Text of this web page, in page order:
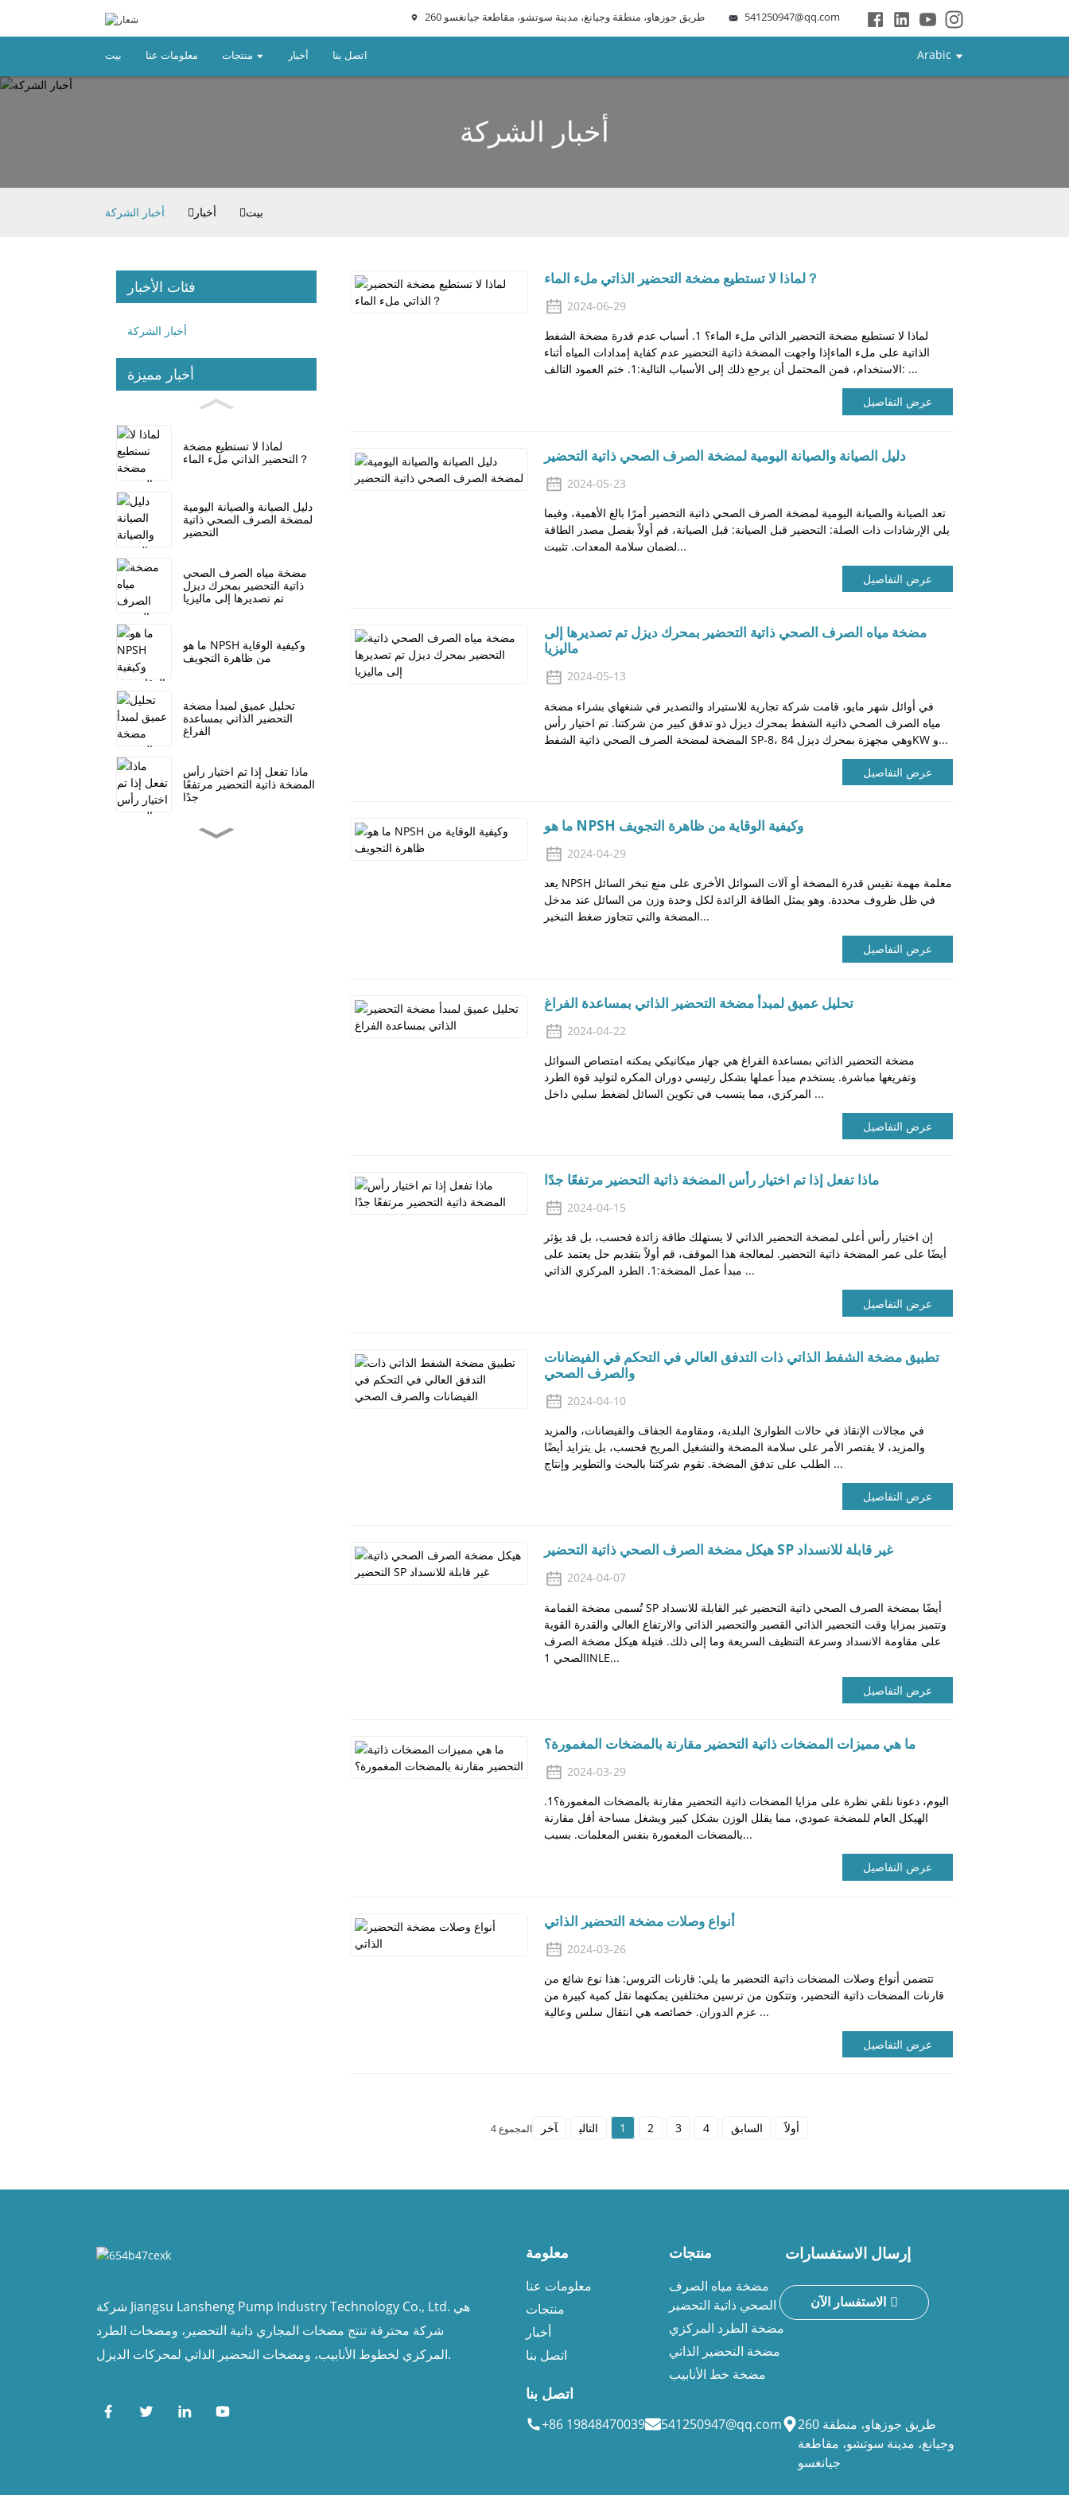
260 طريق جوزهاو، منطقة وجيانغ، مدينة سوتشو، مقاطعة جيانغسو 541250947@qq.com
بيت معلومات عنا منتجات أخبار اتصل بنا Arabic
أخبار الشركة
بيت أخبار أخبار الشركة
فئات الأخبار
أخبار الشركة
أخبار مميزة
لماذا لا تستطيع مضخة
التحضير الذاتي ملء الماء？
دليل الصيانة والصيانة اليومية
لمضخة الصرف الصحي ذاتية
التحضير
مضخة مياه الصرف الصحي
ذاتية التحضير بمحرك ديزل
تم تصديرها إلى ماليزيا
ما هو NPSH وكيفية الوقاية
من ظاهرة التجويف
تحليل عميق لمبدأ مضخة
التحضير الذاتي بمساعدة
الفراغ
ماذا تفعل إذا تم اختيار رأس
المضخة ذاتية التحضير مرتفعًا
جدًا
تطبيق مضخة الشفط الذاتي
لماذا لا تستطيع مضخة التحضير الذاتي ملء الماء？
2024-06-29
لماذا لا تستطيع مضخة التحضير الذاتي ملء الماء؟ 1. أسباب عدم قدرة مضخة الشفط
الذاتية على ملء الماءإذا واجهت المضخة ذاتية التحضير عدم كفاية إمدادات المياه أثناء
الاستخدام، فمن المحتمل أن يرجع ذلك إلى الأسباب التالية:1. ختم العمود التالف: ...
عرض التفاصيل
دليل الصيانة والصيانة اليومية لمضخة الصرف الصحي ذاتية التحضير
2024-05-23
تعد الصيانة والصيانة اليومية لمضخة الصرف الصحي ذاتية التحضير أمرًا بالغ الأهمية، وفيما
يلي الإرشادات ذات الصلة: التحضير قبل الصيانة: قبل الصيانة، قم أولاً بفصل مصدر الطاقة
لضمان سلامة المعدات. تثبيت...
عرض التفاصيل
مضخة مياه الصرف الصحي ذاتية التحضير بمحرك ديزل تم تصديرها إلى
ماليزيا
2024-05-13
في أوائل شهر مايو، قامت شركة تجارية للاستيراد والتصدير في شنغهاي بشراء مضخة
مياه الصرف الصحي ذاتية الشفط بمحرك ديزل ذو تدفق كبير من شركتنا. تم اختيار رأس
المضخة لمضخة الصرف الصحي ذاتية الشفط SP-8، وهي مجهزة بمحرك ديزل 84KW و...
عرض التفاصيل
ما هو NPSH وكيفية الوقاية من ظاهرة التجويف
2024-04-29
يعد NPSH معلمة مهمة تقيس قدرة المضخة أو آلات السوائل الأخرى على منع تبخر السائل
في ظل ظروف محددة. وهو يمثل الطاقة الزائدة لكل وحدة وزن من السائل عند مدخل
المضخة والتي تتجاوز ضغط التبخير...
عرض التفاصيل
تحليل عميق لمبدأ مضخة التحضير الذاتي بمساعدة الفراغ
2024-04-22
مضخة التحضير الذاتي بمساعدة الفراغ هي جهاز ميكانيكي يمكنه امتصاص السوائل
وتفريغها مباشرة. يستخدم مبدأ عملها بشكل رئيسي دوران المكره لتوليد قوة الطرد
المركزي، مما يتسبب في تكوين السائل لضغط سلبي داخل ...
عرض التفاصيل
ماذا تفعل إذا تم اختيار رأس المضخة ذاتية التحضير مرتفعًا جدًا
2024-04-15
إن اختيار رأس أعلى لمضخة التحضير الذاتي لا يستهلك طاقة زائدة فحسب، بل قد يؤثر
أيضًا على عمر المضخة ذاتية التحضير. لمعالجة هذا الموقف، قم أولاً بتقديم حل يعتمد على
مبدأ عمل المضخة:1. الطرد المركزي الذاتي ...
عرض التفاصيل
تطبيق مضخة الشفط الذاتي ذات التدفق العالي في التحكم في الفيضانات
والصرف الصحي
2024-04-10
في مجالات الإنقاذ في حالات الطوارئ البلدية، ومقاومة الجفاف والفيضانات، والمزيد
والمزيد، لا يقتصر الأمر على سلامة المضخة والتشغيل المريح فحسب، بل يتزايد أيضًا
الطلب على تدفق المضخة. تقوم شركتنا بالبحث والتطوير وإنتاج ...
عرض التفاصيل
هيكل مضخة الصرف الصحي ذاتية التحضير SP غير قابلة للانسداد
2024-04-07
تُسمى مضخة القمامة SP أيضًا بمضخة الصرف الصحي ذاتية التحضير غير القابلة للانسداد
وتتميز بمزايا وقت التحضير الذاتي القصير والتحضير الذاتي والارتفاع العالي والقدرة القوية
على مقاومة الانسداد وسرعة التنظيف السريعة وما إلى ذلك. فتيلة هيكل مضخة الصرف
الصحي 1INLE...
عرض التفاصيل
ما هي مميزات المضخات ذاتية التحضير مقارنة بالمضخات المغمورة؟
2024-03-29
اليوم، دعونا نلقي نظرة على مزايا المضخات ذاتية التحضير مقارنة بالمضخات المغمورة؟1.
الهيكل العام للمضخة عمودي، مما يقلل الوزن بشكل كبير ويشغل مساحة أقل مقارنة
بالمضخات المغمورة بنفس المعلمات. بسبب...
عرض التفاصيل
أنواع وصلات مضخة التحضير الذاتي
2024-03-26
تتضمن أنواع وصلات المضخات ذاتية التحضير ما يلي: قارنات التروس: هذا نوع شائع من
قارنات المضخات ذاتية التحضير، وتتكون من ترسين مختلفين يمكنهما نقل كمية كبيرة من
عزم الدوران. خصائصه هي انتقال سلس وعالية ...
عرض التفاصيل
أولاً السابق 1 2 3 4 التالي آخر المجموع 4
شركة Jiangsu Lansheng Pump Industry Technology Co., Ltd. هي
شركة محترفة تنتج مضخات المجاري ذاتية التحضير، ومضخات الطرد
المركزي لخطوط الأنابيب، ومضخات التحضير الذاتي لمحركات الديزل.
معلومة
معلومات عنا
منتجات
أخبار
اتصل بنا
منتجات
مضخة مياه الصرف
الصحي ذاتية التحضير
مضخة الطرد المركزي
مضخة التحضير الذاتي
مضخة خط الأنابيب
إرسال الاستفسارات
الاستفسار الآن
اتصل بنا
+86 19848470039 541250947@qq.com
260 طريق جوزهاو، منطقة
وجيانغ، مدينة سوتشو، مقاطعة
جيانغسو